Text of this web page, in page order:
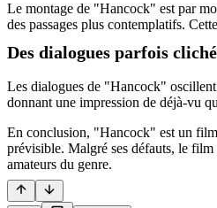
Le montage de "Hancock" est par
des passages plus contemplatifs.
Des dialogues parfois
Les dialogues de "Hancock" oscillent
donnant une impression de déjà-vu
En conclusion, "Hancock" est un film
prévisible. Malgré ses défauts, le
amateurs du genre.